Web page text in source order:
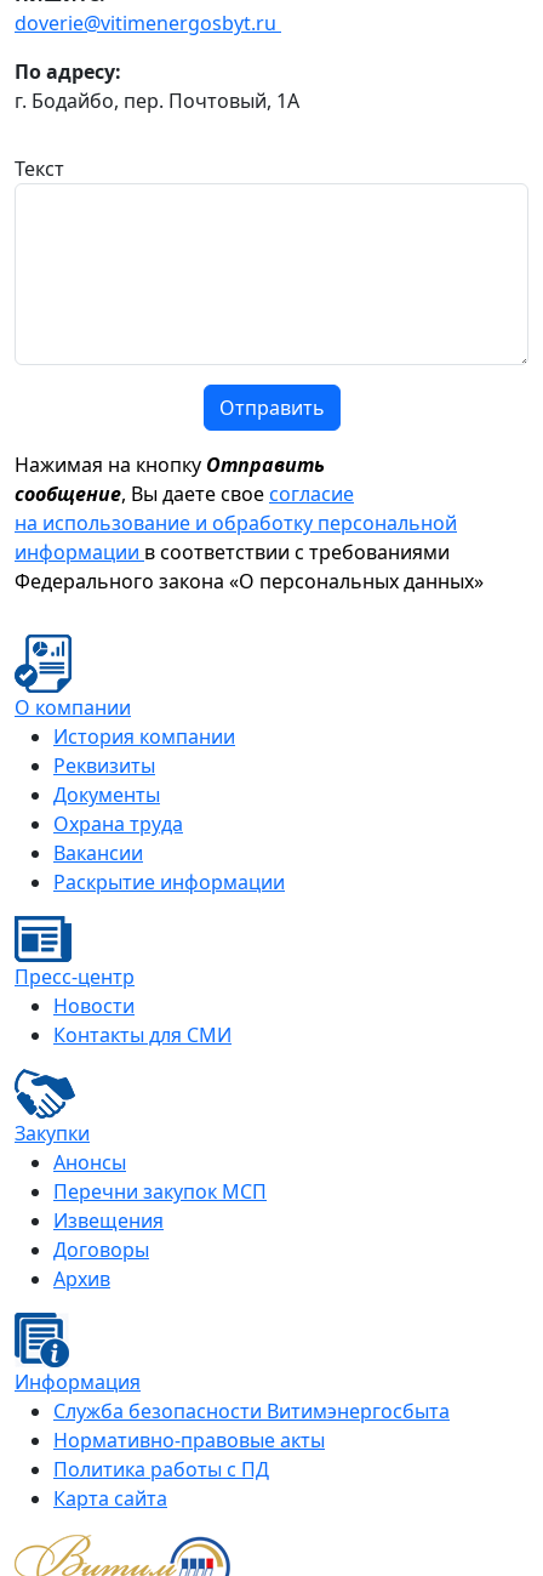
doverie@vitimenergosbyt.ru
По адресу:
г. Бодайбо, пер. Почтовый, 1А
Текст
Отправить
Нажимая на кнопку Отправить
сообщение, Вы даете своесогласие
на использование и обработку персональной
информации в соответствии с требованиями
Федерального закона «О персональных данных»
О компании
История компании
Реквизиты
Документы
Охрана труда
Вакансии
Раскрытие информации
Пресс-центр
Новости
Контакты для СМИ
Закупки
Анонсы
Перечни закупок МСП
Извещения
Договоры
Архив
Информация
Служба безопасности Витимэнергосбыта
Нормативно-правовые акты
Политика работы с ПД
Карта сайта